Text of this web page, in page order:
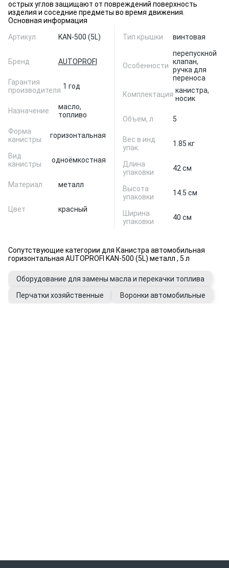
острых углов защищают от повреждений поверхность
изделия и соседние предметы во время движения.
Основная информация
Артикул
KAN-500 (5L)
Бренд AUTOPROFI
Гарантия
производителя 1 год
Назначение
масло,
топливо
Форма
канистры
горизонтальная
Вид
канистры
одноёмкостная
Материал металл
Цвет красный
Тип крышки винтовая
Особенности
перепускной
клапан,
ручка для
переноса
Комплектация канистра,
носик
Объем, л 5
Вес в инд.
упак.
1.85 кг
Длина
упаковки
42 см
Высота
упаковки
14.5 см
Ширина
упаковки
40 см
Сопутствующие категории для Канистра автомобильная
горизонтальная AUTOPROFI KAN-500 (5L) металл , 5 л
Оборудование для замены масла и перекачки топлива
Перчатки хозяйственные
Воронки автомобильные